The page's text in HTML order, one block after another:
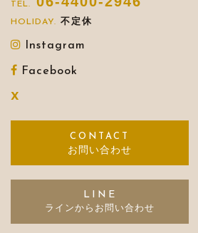
不定休
Instagram
Facebook
X
お問い合わせ
LINE